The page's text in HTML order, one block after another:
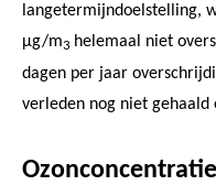
langetermijndoelstelling,
µg/m3 helemaal niet
dagen per jaar
verleden nog niet gehaald